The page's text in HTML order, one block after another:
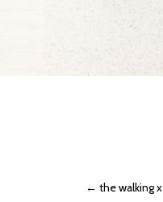
← the walking x